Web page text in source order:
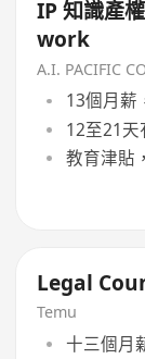
IP 知識產
work
A.I. PACIFIC
13個月薪
12至21天
教育津貼
Legal
Temu
十三個月